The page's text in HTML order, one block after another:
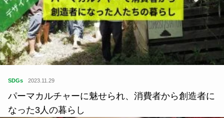
SDGs 2023.11.29
パーマカルチャーに魅せられ、消費者から創造者に
なった3人の暮らし